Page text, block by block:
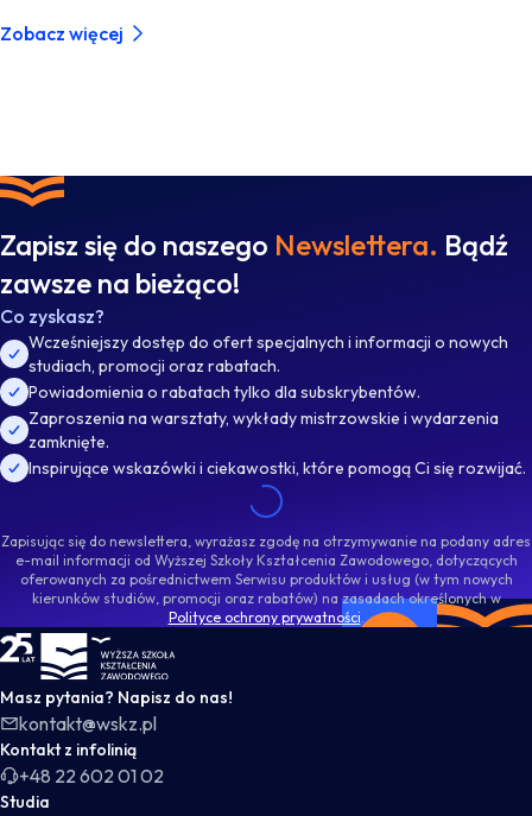
Zobacz więcej
Zapisz się do naszego Newslettera. Bądź
zawsze na bieżąco!
Co zyskasz?
Wcześniejszy dostęp do ofert specjalnych i informacji o nowych
studiach, promocji oraz rabatach.
Powiadomienia o rabatach tylko dla subskrybentów.
Zaproszenia na warsztaty, wykłady mistrzowskie i wydarzenia
zamknięte.
Inspirujące wskazówki i ciekawostki, które pomogą Ci się rozwijać.
Zapisując się do newslettera, wyrażasz zgodę na otrzymywanie na podany adres
e-mail informacji od Wyższej Szkoły Kształcenia Zawodowego, dotyczących
oferowanych za pośrednictwem Serwisu produktów i usług (w tym nowych
kierunków studiów, promocji oraz rabatów) na zasadach określonych w
Polityce ochrony prywatności.
WSKZ - strona główna
Masz pytania? Napisz do nas!
kontakt@wskz.pl
Kontakt z infolinią
+48 22 602 01 02
Studia